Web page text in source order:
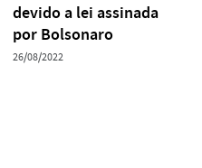
devido a lei assinada
por Bolsonaro
26/08/2022